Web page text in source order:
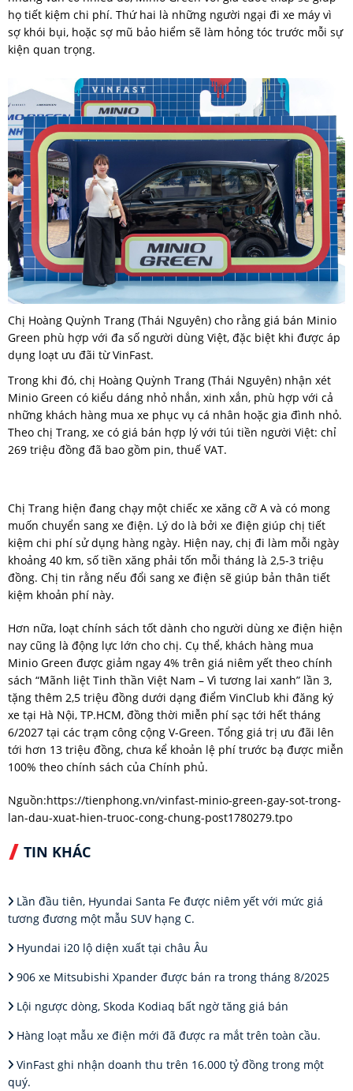
họ tiết kiệm chi phí. Thứ hai là những người ngại đi xe máy vì
sợ khói bụi, hoặc sợ mũ bảo hiểm sẽ làm hỏng tóc trước mỗi sự
kiện quan trọng.
Chị Hoàng Quỳnh Trang (Thái Nguyên) cho rằng giá bán Minio
Green phù hợp với đa số người dùng Việt, đặc biệt khi được áp
dụng loạt ưu đãi từ VinFast.
Trong khi đó, chị Hoàng Quỳnh Trang (Thái Nguyên) nhận xét
Minio Green có kiểu dáng nhỏ nhắn, xinh xắn, phù hợp với cả
những khách hàng mua xe phục vụ cá nhân hoặc gia đình nhỏ.
Theo chị Trang, xe có giá bán hợp lý với túi tiền người Việt: chỉ
269 triệu đồng đã bao gồm pin, thuế VAT.
Chị Trang hiện đang chạy một chiếc xe xăng cỡ A và có mong
muốn chuyển sang xe điện. Lý do là bởi xe điện giúp chị tiết
kiệm chi phí sử dụng hàng ngày. Hiện nay, chị đi làm mỗi ngày
khoảng 40 km, số tiền xăng phải tốn mỗi tháng là 2,5-3 triệu
đồng. Chị tin rằng nếu đổi sang xe điện sẽ giúp bản thân tiết
kiệm khoản phí này.
Hơn nữa, loạt chính sách tốt dành cho người dùng xe điện hiện
nay cũng là động lực lớn cho chị. Cụ thể, khách hàng mua
Minio Green được giảm ngay 4% trên giá niêm yết theo chính
sách “Mãnh liệt Tinh thần Việt Nam – Vì tương lai xanh” lần 3,
tặng thêm 2,5 triệu đồng dưới dạng điểm VinClub khi đăng ký
xe tại Hà Nội, TP.HCM, đồng thời miễn phí sạc tới hết tháng
6/2027 tại các trạm công cộng V-Green. Tổng giá trị ưu đãi lên
tới hơn 13 triệu đồng, chưa kể khoản lệ phí trước bạ được miễn
100% theo chính sách của Chính phủ.
Nguồn:https://tienphong.vn/vinfast-minio-green-gay-sot-trong-
lan-dau-xuat-hien-truoc-cong-chung-post1780279.tpo
TIN KHÁC
Lần đầu tiên, Hyundai Santa Fe được niêm yết với mức giá
tương đương một mẫu SUV hạng C.
Hyundai i20 lộ diện xuất tại châu Âu
906 xe Mitsubishi Xpander được bán ra trong tháng 8/2025
Lội ngược dòng, Skoda Kodiaq bất ngờ tăng giá bán
Hàng loạt mẫu xe điện mới đã được ra mắt trên toàn cầu.
VinFast ghi nhận doanh thu trên 16.000 tỷ đồng trong một
quý.